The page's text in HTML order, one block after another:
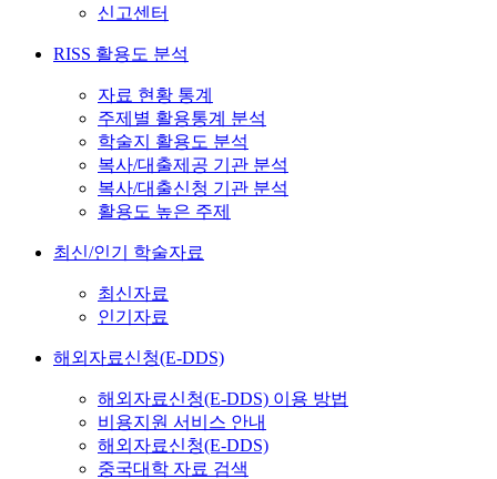
신고센터
RISS 활용도 분석
자료 현황 통계
주제별 활용통계 분석
학술지 활용도 분석
복사/대출제공 기관 분석
복사/대출신청 기관 분석
활용도 높은 주제
최신/인기 학술자료
최신자료
인기자료
해외자료신청(E-DDS)
해외자료신청(E-DDS) 이용 방법
비용지원 서비스 안내
해외자료신청(E-DDS)
중국대학 자료 검색